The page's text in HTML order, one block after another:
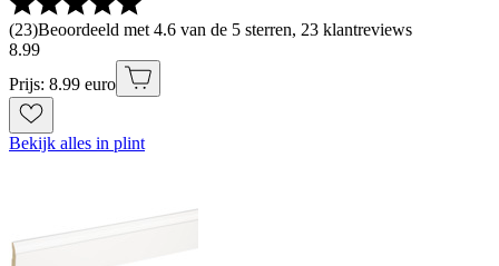
(23)Beoordeeld met 4.6 van de 5 sterren, 23 klantreviews
8.99
Prijs: 8.99 euro
Bekijk alles in plint